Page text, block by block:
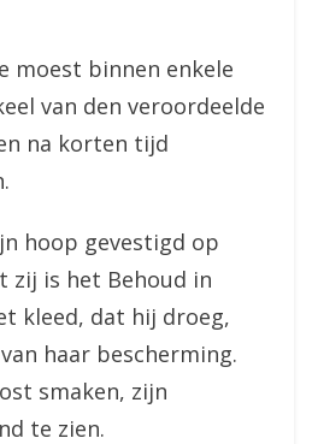
moest binnen enkele
van den veroordeelde
na korten tijd
hoop gevestigd op
zij is het Behoud in
kleed, dat hij droeg,
haar bescherming.
smaken, zijn
te zien.